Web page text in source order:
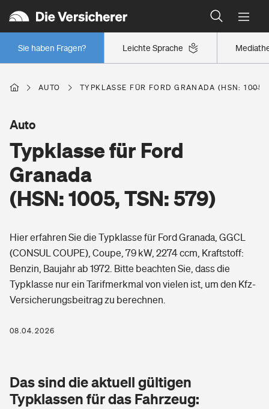
Leichte Sprache
Sie haben Fragen?
Wer versichert was: Jetzt Versicherer finden
Regionalklassen: So ist Ihre Region eingestuft
Wer versichert was: Jetzt Versicherer finden
Berufsunfähigkeitsversicherung
Arbeitsrechtsschutz
Berufshaftpflichtversicherung
Rentenrechner: Wie viel Geld bekomme ich im Alter?
Wohnen
Wohngebäudeversicherung
Hausratversicherung
Elementarversicherung
Photovoltaik
Wärmepumpen versichern
Vermieterrrechtsschutz
Pri­vate Haft­pflicht­
Rechts­schutz­ver­si­che­rung
Kinderunfall­ver­si­che­rung
Gesundheit
Private Krankenversicherung
Tierkrankenversicherung
AUTO TYPKLASSE FÜR FORD GRANADA (HSN:
Typklasse für Ford
Granada
(HSN: 1005, TSN: 579)
Auto
Hier erfahren Sie die Typklasse für Ford Granada, GGCL
(CONSUL COUPE), Coupe, 79 kW, 2274 ccm, Kraftstoff:
Benzin, Baujahr ab 1972. Bitte beachten Sie, dass die
Typklasse nur ein Tarifmerkmal von vielen ist, um den Kfz-
Versicherungsbeitrag zu berechnen.
08.04.2026
Das sind die aktuell gültigen
Typklassen für das Fahrzeug: